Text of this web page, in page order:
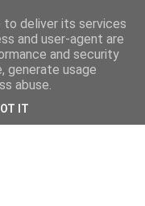
to deliver its services
and user-agent are
and security
generate usage
abuse.
IT